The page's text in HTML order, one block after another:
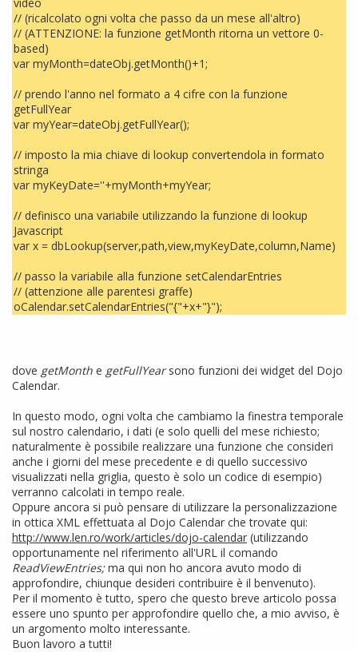
// (ricalcolato ogni volta che passo da un mese all'altro)
// (ATTENZIONE: la funzione getMonth ritorna un vettore 0-
based)
var myMonth=dateObj.getMonth()+1;
// prendo l'anno nel formato a 4 cifre con la funzione
getFullYear
var myYear=dateObj.getFullYear();
// imposto la mia chiave di lookup convertendola in formato
stringa
var myKeyDate=''+myMonth+myYear;
// definisco una variabile utilizzando la funzione di lookup
Javascript
var x = dbLookup(server,path,view,myKeyDate,column,Name)
// passo la variabile alla funzione setCalendarEntries
// (attenzione alle parentesi graffe)
oCalendar.setCalendarEntries("{"+x+"}");
dove getMonth e getFullYearsono funzioni dei widget del Dojo
Calendar.
In questo modo, ogni volta che cambiamo la finestra temporale
sul nostro calendario, i dati (e solo quelli del mese richiesto;
naturalmente è possibile realizzare una funzione che consideri
anche i giorni del mese precedente e di quello successivo
visualizzati nella griglia, questo è solo un codice di esempio)
verranno calcolati in tempo reale.
Oppure ancora si può pensare di utilizzare la personalizzazione
in ottica XML effettuata al Dojo Calendar che trovate qui:
http://www.len.ro/work/articles/dojo-calendar (utilizzando
opportunamente nel riferimento all'URL il comando
ReadViewEntries;ma qui non ho ancora avuto modo di
approfondire, chiunque desideri contribuire è il benvenuto).
Per il momento è tutto, spero che questo breve articolo possa
essere uno spunto per approfondire quello che, a mio avviso, è
un argomento molto interessante.
Buon lavoro a tutti!